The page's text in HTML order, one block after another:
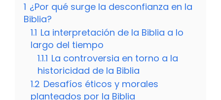
1 ¿Por qué surge la desconfianza en la
Biblia?
1.1 La interpretación de la Biblia a lo
largo del tiempo
1.1.1 La controversia en torno a la
historicidad de la Biblia
1.2 Desafíos éticos y morales
planteados por la Biblia